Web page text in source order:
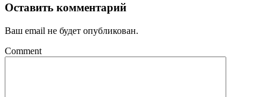
Оставить комментарий
Ваш email не будет опубликован.
Comment